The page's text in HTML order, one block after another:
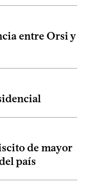
entre Orsi y
de mayor
país